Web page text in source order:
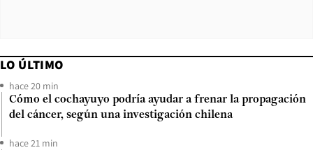
LO ÚLTIMO
hace 20 min
Cómo el cochayuyo podría ayudar a frenar la propagación
del cáncer, según una investigación chilena
hace 21 min